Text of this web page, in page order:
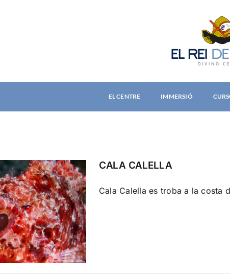
EL CENTRE IMMERSIÓ
CALA CALELLA
Cala Calella es troba a la costa